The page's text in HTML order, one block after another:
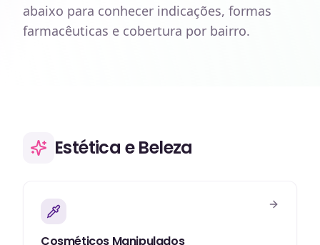
abaixo para conhecer indicações, formas
farmacêuticas e cobertura por bairro.
Estética e Beleza
Cosméticos Manipulados